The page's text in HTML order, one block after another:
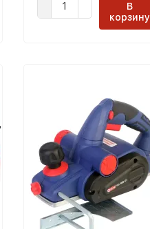
В
корзину